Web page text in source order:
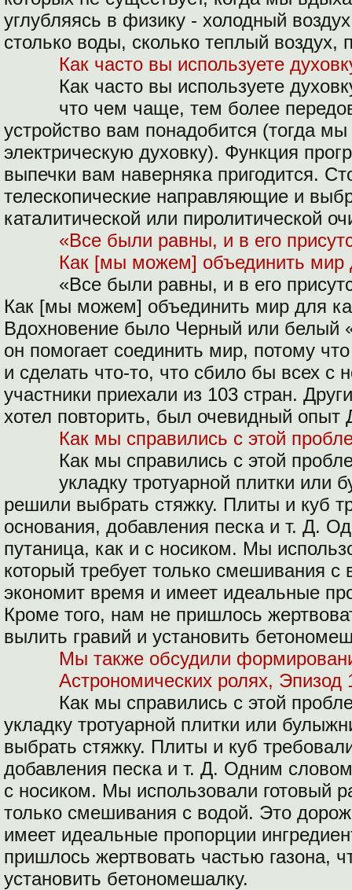
углубляясь в физику - холодный
столько воды, сколько теплый
Как часто вы используете
Как часто вы используете
что чем чаще, тем более
устройство вам понадобится (тогда
электрическую духовку). Функция
выпечки вам наверняка пригодится.
телескопические направляющие и
каталитической или пиролитической
«Все были равны, и в его
Как [мы можем] объединить мир
«Все были равны, и в его
Как [мы можем] объединить мир для
Вдохновение было Черный или белый
он помогает соединить мир, потому
и сделать что-то, что сбило бы всех с
участники приехали из 103 стран.
хотел повторить, был очевидный опыт
Как мы справились с этой
Как мы справились с этой
укладку тротуарной плитки или
решили выбрать стяжку. Плиты и куб
основания, добавления песка и т. Д.
путаница, как и с носиком. Мы
который требует только смешивания
экономит время и имеет идеальные
Кроме того, нам не пришлось
вылить гравий и установить
Мы также обсудили
Астрономических ролях, Эпизод
Как мы справились с этой
укладку тротуарной плитки или
выбрать стяжку. Плиты и куб
добавления песка и т. Д. Одним
с носиком. Мы использовали готовый
только смешивания с водой. Это
имеет идеальные пропорции
пришлось жертвовать частью газона,
установить бетономешалку.